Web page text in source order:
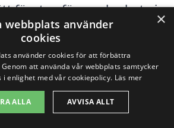
företag för markarbete i
vara bra att titta på
i närheten. Här är
på orter där du kan hitta
×
webbplats använder
cookies
använder cookies för att förbättra
att använda vår webbplats samtycker
i enlighet med vår cookiepolicy. Läs mer
ALLA AVVISA ALLT